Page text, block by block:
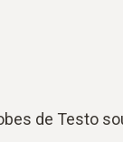
de Testo